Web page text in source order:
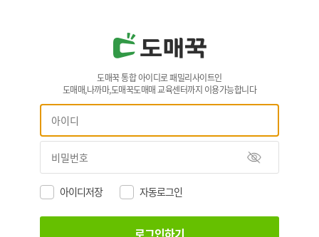
도매꾹 통합 아이디로 패밀리사이트인
도매매,나까마,도매꾹도매매 교육센터까지 이용가능합니다
아이디저장 자동로그인